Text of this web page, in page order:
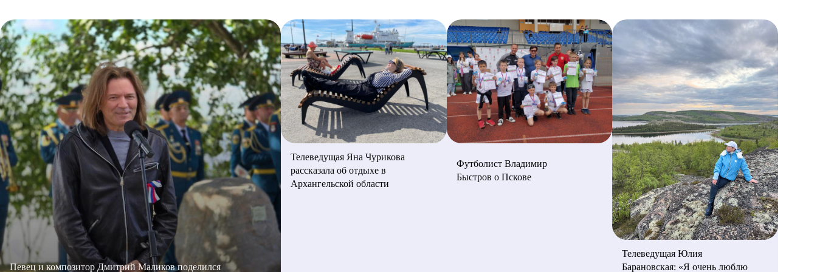
Певец и композитор Дмитрий Маликов поделился
Телеведущая Яна Чурикова
рассказала об отдыхе в
Архангельской области
Футболист Владимир
Быстров о Пскове
Телеведущая Юлия
Барановская: «Я очень люблю